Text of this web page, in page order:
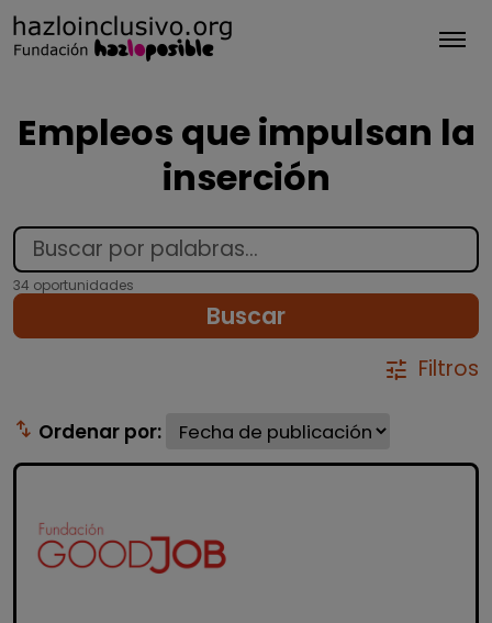
Empleos que impulsan la
inserción
34 oportunidades
Buscar
tune Filtros
swap_vert Ordenar por: